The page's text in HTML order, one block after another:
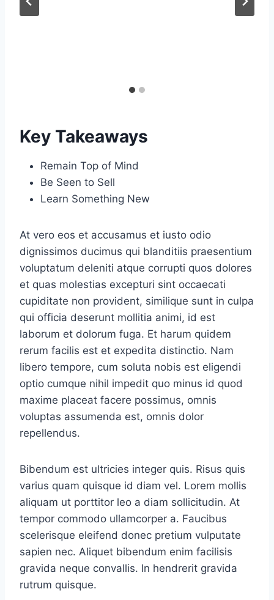
Key Takeaways
Remain Top of Mind
Be Seen to Sell
Learn Something New
At vero eos et accusamus et iusto odio
dignissimos ducimus qui blanditiis praesentium
voluptatum deleniti atque corrupti quos dolores
et quas molestias excepturi sint occaecati
cupiditate non provident, similique sunt in culpa
qui officia deserunt mollitia animi, id est
laborum et dolorum fuga. Et harum quidem
rerum facilis est et expedita distinctio. Nam
libero tempore, cum soluta nobis est eligendi
optio cumque nihil impedit quo minus id quod
maxime placeat facere possimus, omnis
voluptas assumenda est, omnis dolor
repellendus.
Bibendum est ultricies integer quis. Risus quis
varius quam quisque id diam vel. Lorem mollis
aliquam ut porttitor leo a diam sollicitudin. At
tempor commodo ullamcorper a. Faucibus
scelerisque eleifend donec pretium vulputate
sapien nec. Aliquet bibendum enim facilisis
gravida neque convallis. In hendrerit gravida
rutrum quisque.